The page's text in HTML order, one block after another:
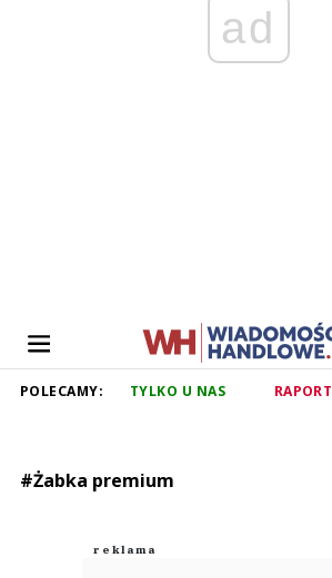
ad
POLECAMY: TYLKO U NAS
#Żabka premium